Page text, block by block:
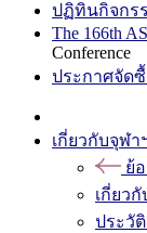
ปฏิทินกิจกร
The 166th
Conference
ประกาศจัด
เกี่ยวกับจุฬา
ย้
เกี่ยว
ประวั